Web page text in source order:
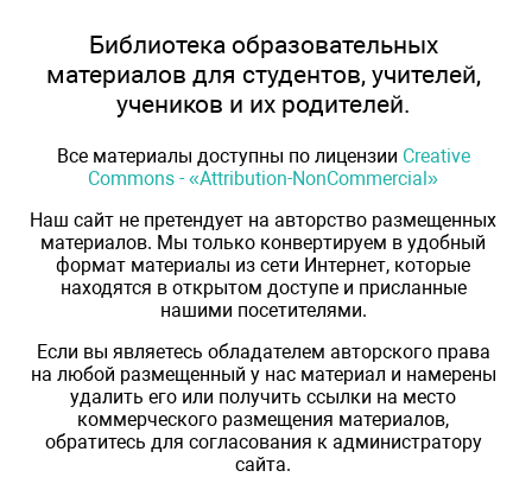
Библиотека образовательных
материалов для студентов, учителей,
учеников и их родителей.
Все материалы доступны по лицензии Creative
Commons - «Attribution-NonCommercial»
Наш сайт не претендует на авторство размещенных
материалов. Мы только конвертируем в удобный
формат материалы из сети Интернет, которые
находятся в открытом доступе и присланные
нашими посетителями.
Если вы являетесь обладателем авторского права
на любой размещенный у нас материал и намерены
удалить его или получить ссылки на место
коммерческого размещения материалов,
обратитесь для согласования к администратору
сайта.